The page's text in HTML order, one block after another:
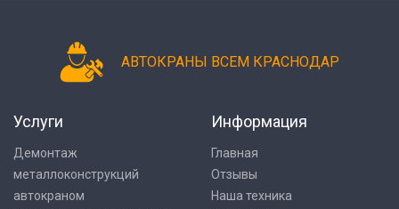
АВТОКРАНЫ ВСЕМ КРАСНОДАР
Услуги
Демонтаж
металлоконструкций
автокраном
Информация
Главная
Отзывы
Наша техника